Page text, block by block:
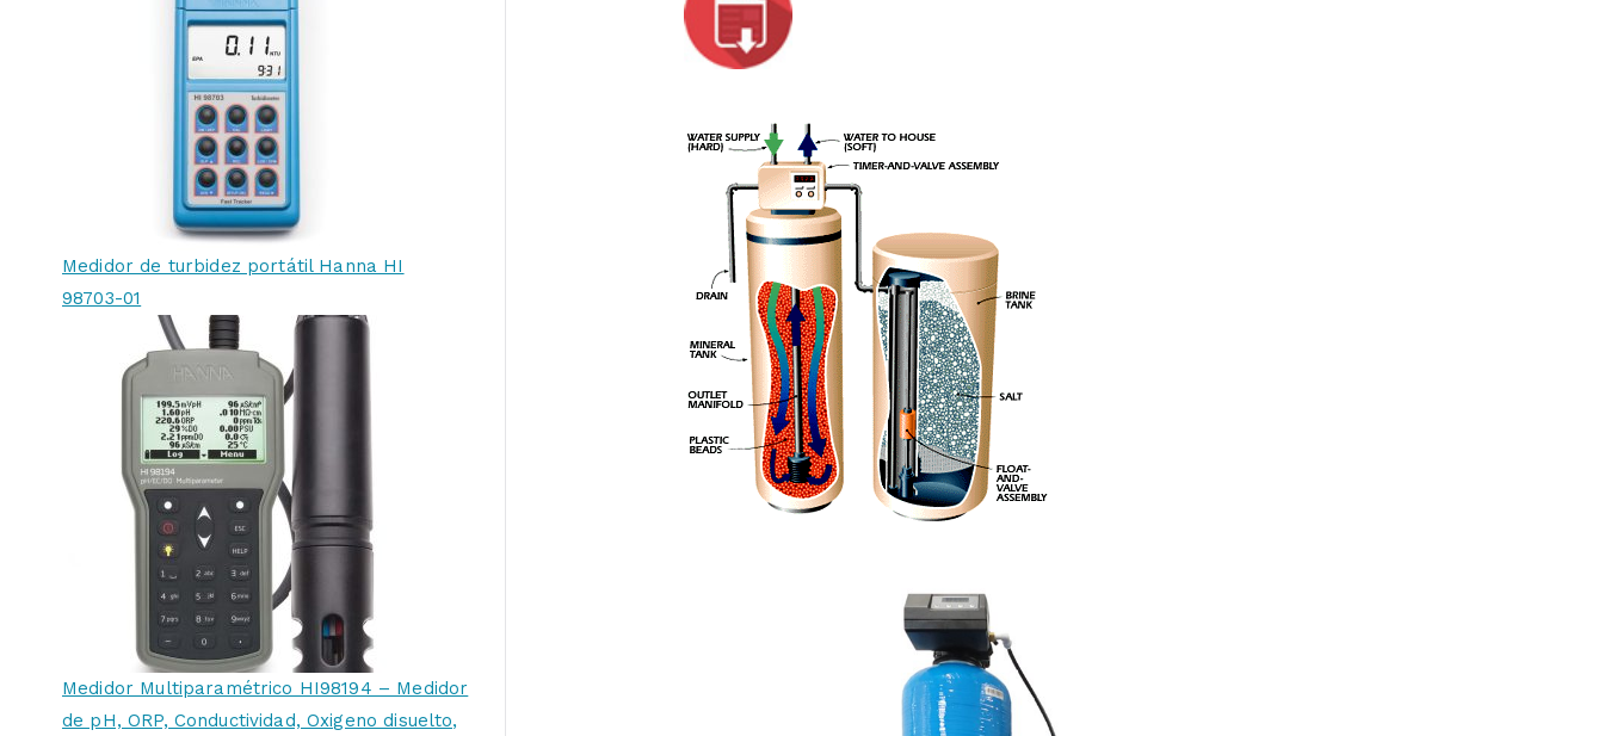
Medidor de turbidez portátil Hanna HI
98703-01
Medidor Multiparamétrico HI98194 – Medidor
de pH, ORP, Conductividad, Oxigeno disuelto,